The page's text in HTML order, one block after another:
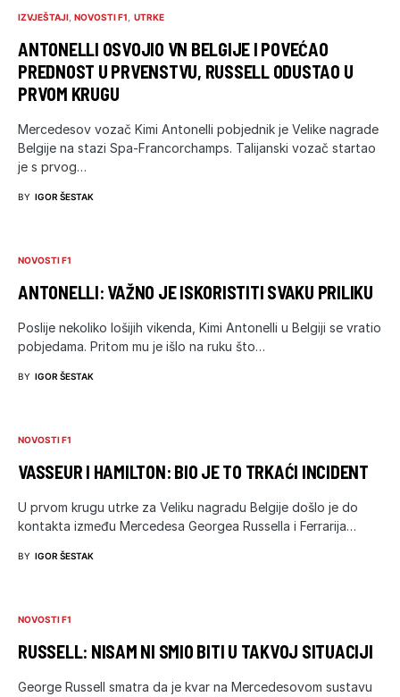
IZVJEŠTAJI NOVOSTI F1 UTRKE
ANTONELLI OSVOJIO VN BELGIJE I POVEĆAO
PREDNOST U PRVENSTVU, RUSSELL ODUSTAO U
PRVOM KRUGU
Mercedesov vozač Kimi Antonelli pobjednik je Velike nagrade
Belgije na stazi Spa-Francorchamps. Talijanski vozač startao
je s prvog…
BY IGOR ŠESTAK
NOVOSTI F1
ANTONELLI: VAŽNO JE ISKORISTITI SVAKU PRILIKU
Poslije nekoliko lošijih vikenda, Kimi Antonelli u Belgiji se vratio
pobjedama. Pritom mu je išlo na ruku što…
BY IGOR ŠESTAK
NOVOSTI F1
VASSEUR I HAMILTON: BIO JE TO TRKAĆI INCIDENT
U prvom krugu utrke za Veliku nagradu Belgije došlo je do
kontakta između Mercedesa Georgea Russella i Ferrarija…
BY IGOR ŠESTAK
NOVOSTI F1
RUSSELL: NISAM NI SMIO BITI U TAKVOJ SITUACIJI
George Russell smatra da je kvar na Mercedesovom sustavu